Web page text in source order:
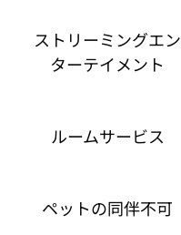
ストリーミングエン
ターテイメント
ルームサービス
ペットの同伴不可